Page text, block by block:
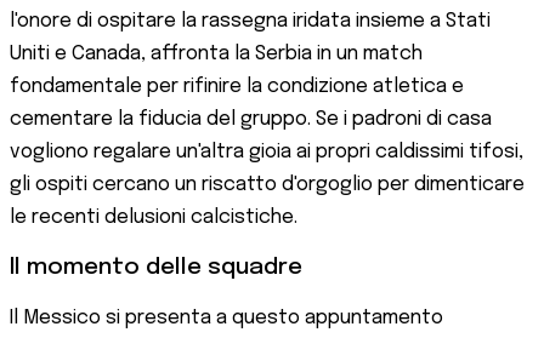
l'onore di ospitare la rassegna iridata insieme a Stati
Uniti e Canada, affronta la Serbia in un match
fondamentale per rifinire la condizione atletica e
cementare la fiducia del gruppo. Se i padroni di casa
vogliono regalare un'altra gioia ai propri caldissimi tifosi,
gli ospiti cercano un riscatto d'orgoglio per dimenticare
le recenti delusioni calcistiche.
Il momento delle squadre
Il Messico si presenta a questo appuntamento